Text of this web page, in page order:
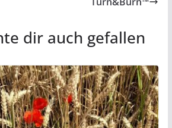
dir auch gefallen